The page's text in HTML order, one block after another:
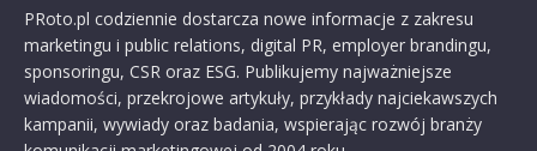
PRoto.pl codziennie dostarcza nowe informacje z zakresu
marketingu i public relations, digital PR, employer brandingu,
sponsoringu, CSR oraz ESG. Publikujemy najważniejsze
wiadomości, przekrojowe artykuły, przykłady najciekawszych
kampanii, wywiady oraz badania, wspierając rozwój branży